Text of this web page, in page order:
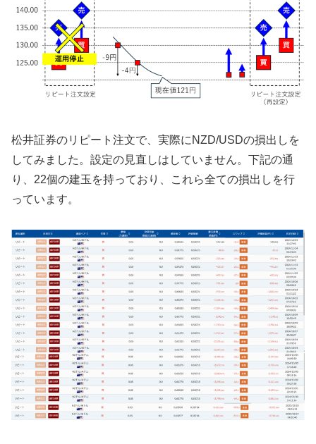
松井証券のリピート注文で、実際にNZD/USDの損出しを
してみました。設定の見直しはしていません。下記の通
り、22個の建玉を持っており、これら全ての損出しを行
っています。